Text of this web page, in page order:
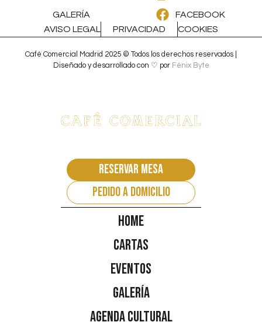
GALERÍA
FACEBOOK
AVISO LEGAL
PRIVACIDAD COOKIES
Café Comercial Madrid 2025 © Todos los derechos reservados |
Diseñado y desarrollado con ♡ por Fénix Byte
Reservar mesa
pedido a domicilio
Home
Cartas
Eventos
Galería
Agenda Cultural